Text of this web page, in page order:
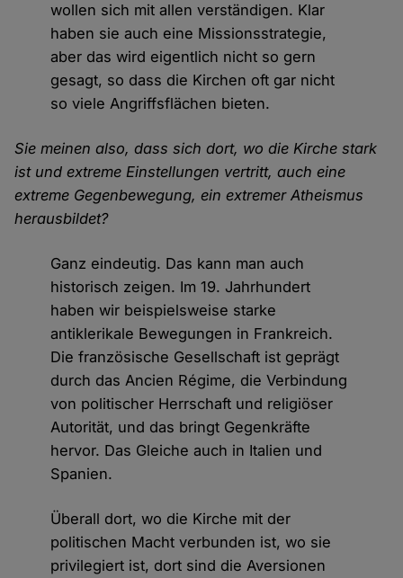
wollen sich mit allen verständigen. Klar
haben sie auch eine Missionsstrategie,
aber das wird eigentlich nicht so gern
gesagt, so dass die Kirchen oft gar nicht
so viele Angriffsflächen bieten.
Sie meinen also, dass sich dort, wo die Kirche stark
ist und extreme Einstellungen vertritt, auch eine
extreme Gegenbewegung, ein extremer Atheismus
herausbildet?
Ganz eindeutig. Das kann man auch
historisch zeigen. Im 19. Jahrhundert
haben wir beispielsweise starke
antiklerikale Bewegungen in Frankreich.
Die französische Gesellschaft ist geprägt
durch das Ancien Régime, die Verbindung
von politischer Herrschaft und religiöser
Autorität, und das bringt Gegenkräfte
hervor. Das Gleiche auch in Italien und
Spanien.
Überall dort, wo die Kirche mit der
politischen Macht verbunden ist, wo sie
privilegiert ist, dort sind die Aversionen